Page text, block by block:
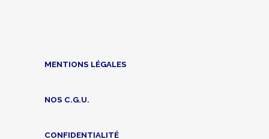
MENTIONS LÉGALES
NOS C.G.U.
CONFIDENTIALITÉ